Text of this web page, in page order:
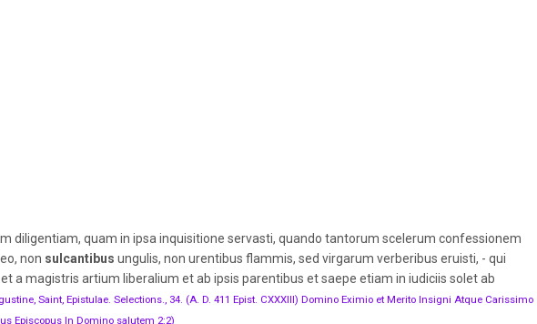
diligentiam, quam in ipsa inquisitione servasti, quando tantorum scelerum confessionem
non sulcantibus ungulis, non urentibus flammis, sed virgarum verberibus eruisti, - qui
a magistris artium liberalium et ab ipsis parentibus et saepe etiam in iudiciis solet ab
Saint, Epistulae. Selections., 34. (A. D. 411 Epist. CXXXIII) Domino Eximio et Merito Insigni Atque Carissimo
Episcopus In Domino salutem 2:2)